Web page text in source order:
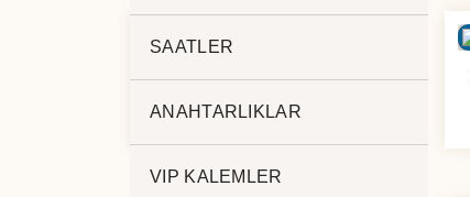
SAATLER
ANAHTARLIKLAR
VIP KALEMLER
SIRT LAPTOP ÇANTASI
1646